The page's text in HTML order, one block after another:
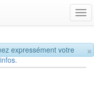
×
expressément votre